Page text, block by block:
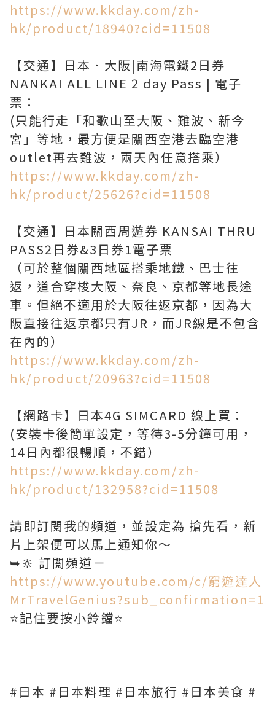
https://www.kkday.com/zh-
hk/product/18940?cid=11508
【交通】日本．大阪|南海電鐵2日券
NANKAI ALL LINE 2 day Pass | 電子
票：
(只能行走「和歌山至大阪、難波、新今
宮」等地，最方便是關西空港去臨空港
https://www.kkday.com/zh-
hk/product/25626?cid=11508
【交通】日本關西周遊券 KANSAI THRU
PASS2日券&3日券1電子票
（可於整個關西地區搭乘地鐵、巴士往
返，道合穿梭大阪、奈良、京都等地長途
車。但絕不適用於大阪往返京都，因為大
阪直接往返京都只有JR，而JR線是不包含
https://www.kkday.com/zh-
hk/product/20963?cid=11508
【網路卡】日本4G SIMCARD 線上買：
(安裝卡後簡單設定，等待3-5分鐘可用，
https://www.kkday.com/zh-
hk/product/132958?cid=11508
請即訂閱我的頻道，並設定為 搶先看，新
片上架便可以馬上通知你～
➥🔆 訂閱頻道－
https://www.youtube.com/c/窮遊達人
MrTravelGenius?sub_confirmation=1
⭐️記住要按小鈴鐺⭐️
#日本 #日本料理 #日本旅行 #日本美食 #